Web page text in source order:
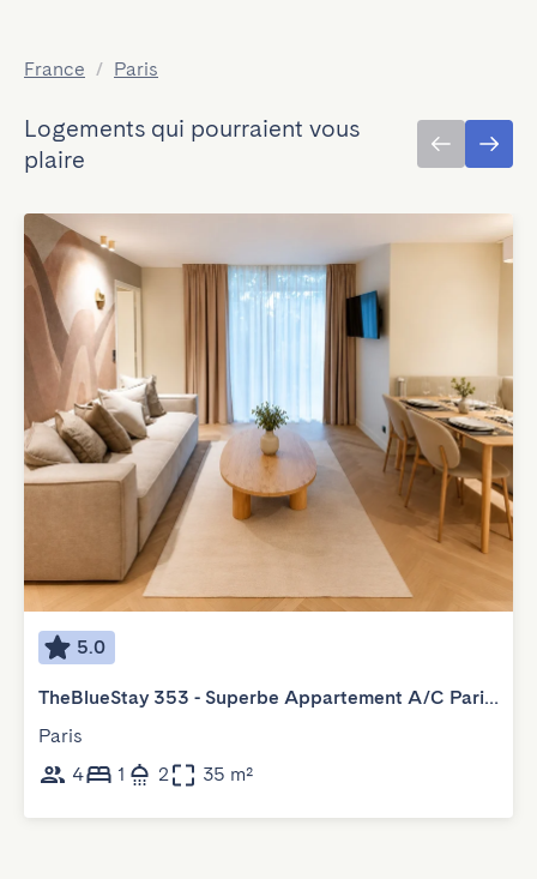
France / Paris
Logements qui pourraient vous
plaire
5.0
TheBlueStay 353 - Superbe Appartement A/C Paris 11
Paris
4
1 2 35 m²